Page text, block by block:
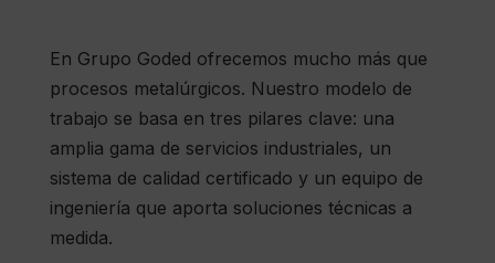
En Grupo Goded ofrecemos mucho más que
procesos metalúrgicos. Nuestro modelo de
trabajo se basa en tres pilares clave: una
amplia gama de servicios industriales, un
sistema de calidad certificado y un equipo de
ingeniería que aporta soluciones técnicas a
medida.